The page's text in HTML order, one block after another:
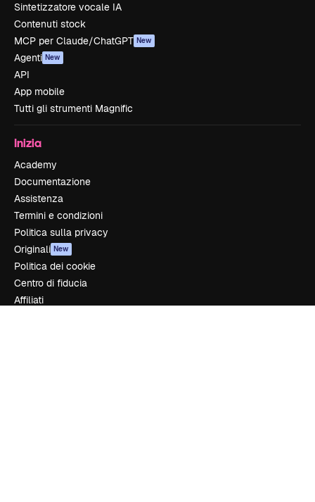
Sintetizzatore vocale IA
Contenuti stock
MCP per Claude/ChatGPT New
Agenti New
API
App mobile
Tutti gli strumenti Magnific
Inizia
Academy
Documentazione
Assistenza
Termini e condizioni
Politica sulla privacy
Originali New
Politica dei cookie
Centro di fiducia
Affiliati